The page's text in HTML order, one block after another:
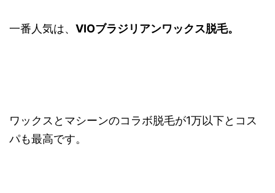
一番人気は、 VIOブラジリアンワックス脱毛。
ワックスとマシーンのコラボ脱毛が1万以下とコス
パも最高です。